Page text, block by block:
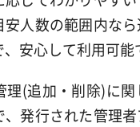
安人数の範囲内な
安心して利用可能
理(追加・削除)に
発行された管理